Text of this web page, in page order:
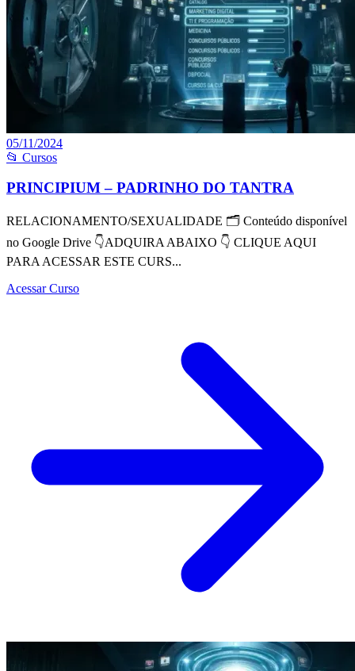
05/11/2024
📂 Cursos
PRINCIPIUM – PADRINHO DO TANTRA
RELACIONAMENTO/SEXUALIDADE 🗂 Conteúdo disponível
no Google Drive 👇ADQUIRA ABAIXO 👇 CLIQUE AQUI
PARA ACESSAR ESTE CURS...
Acessar Curso